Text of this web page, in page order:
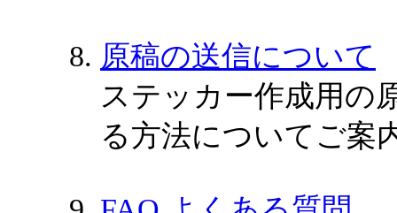
原稿の送信について
ステッカー作成用の
る方法についてご案